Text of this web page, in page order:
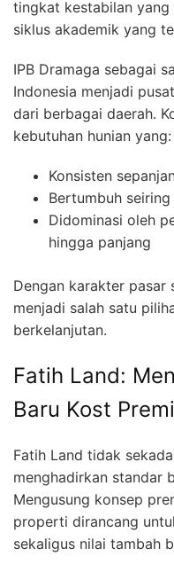
tingkat kestabilan
siklus akademik yang
IPB Dramaga sebagai
Indonesia menjadi
dari berbagai daerah.
kebutuhan hunian yang:
Konsisten
Bertumbuh
Didominasi oleh
hingga panjang
Dengan karakter
menjadi salah satu
berkelanjutan.
Fatih Land:
Baru Kost
Fatih Land tidak
menghadirkan standar
Mengusung konsep
properti dirancang
sekaligus nilai tambah